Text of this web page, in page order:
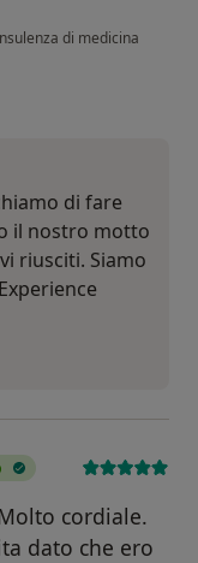
di medicina
di fare
il nostro motto
riusciti. Siamo
cordiale.
dato che ero